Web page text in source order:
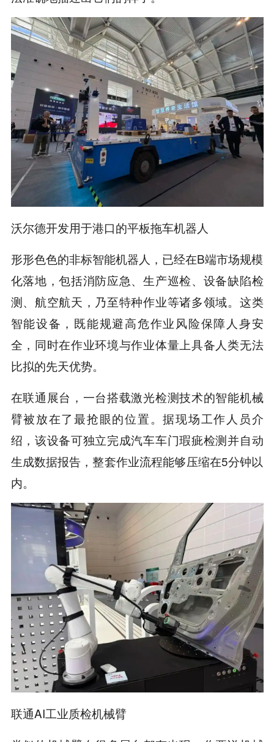
沃尔德开发用于港口的平板拖车机器人
形形色色的非标智能机器人，已经在B端市场规模
化落地，包括消防应急、生产巡检、设备缺陷检
测、航空航天，乃至特种作业等诸多领域。这类
智能设备，既能规避高危作业风险保障人身安
全，同时在作业环境与作业体量上具备人类无法
比拟的先天优势。
在联通展台，一台搭载激光检测技术的智能机械
臂被放在了最抢眼的位置。据现场工作人员介
绍，该设备可独立完成汽车车门瑕疵检测并自动
生成数据报告，整套作业流程能够压缩在5分钟以
内。
联通AI工业质检机械臂